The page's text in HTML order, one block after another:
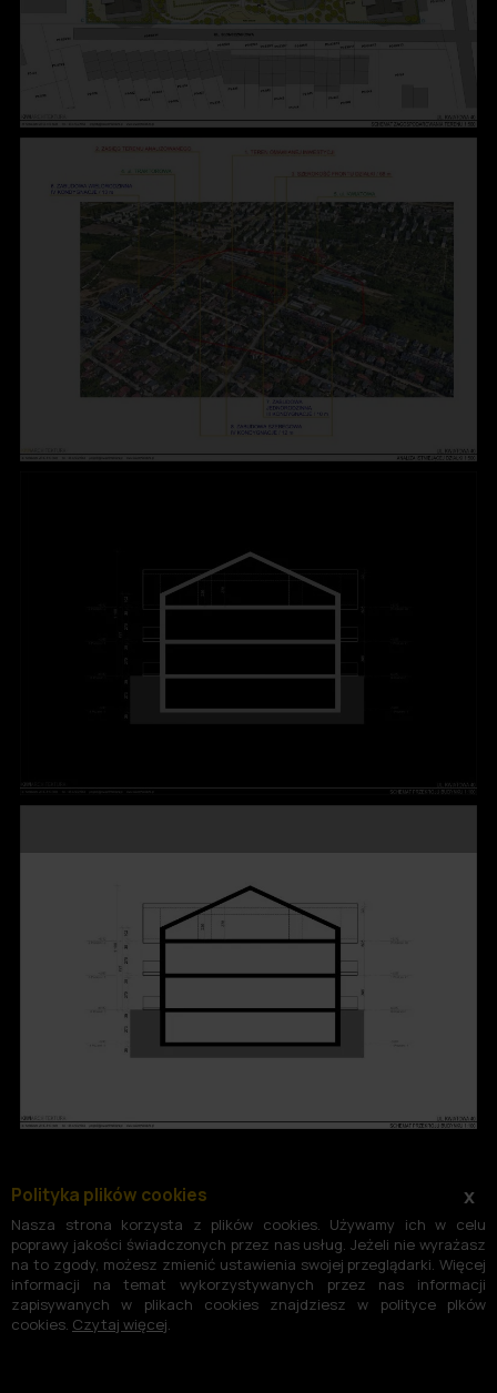
x
Polityka plików cookies
Nasza strona korzysta z plików cookies. Używamy ich w celu
poprawy jakości świadczonych przez nas usług. Jeżeli nie wyrażasz
na to zgody, możesz zmienić ustawienia swojej przeglądarki. Więcej
informacji na temat wykorzystywanych przez nas informacji
zapisywanych w plikach cookies znajdziesz w polityce plków
cookies. Czytaj więcej.